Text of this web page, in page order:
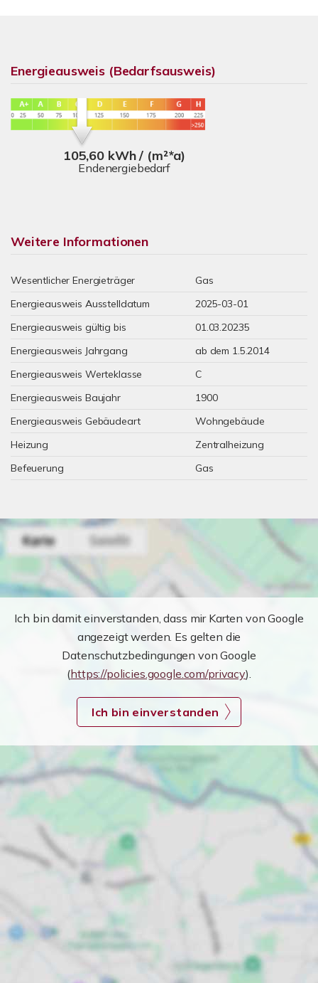
Energieausweis (Bedarfsausweis)
105,60 kWh / (m²*a)
Endenergiebedarf
Weitere Informationen
Wesentlicher Energieträger
Gas
Energieausweis Ausstelldatum
2025-03-01
Energieausweis gültig bis
01.03.20235
Energieausweis Jahrgang
ab dem 1.5.2014
Energieausweis Werteklasse
C
Energieausweis Baujahr
1900
Energieausweis Gebäudeart
Wohngebäude
Heizung
Zentralheizung
Befeuerung
Gas
Ich bin damit einverstanden, dass mir Karten von Google
angezeigt werden. Es gelten die
Datenschutzbedingungen von Google
(https://policies.google.com/privacy).
Ich bin einverstanden